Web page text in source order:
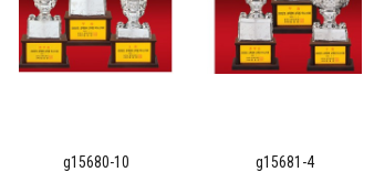
g15680-10 g15681-4